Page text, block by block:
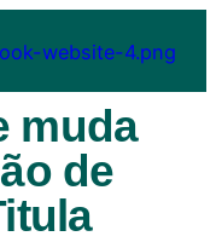
muda
de